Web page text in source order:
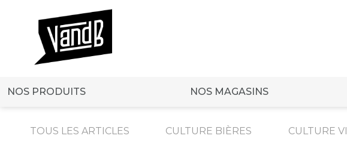
NOS PRODUITS NOS MAGASINS
TOUS LES ARTICLES CULTURE BIÈRES CULTURE